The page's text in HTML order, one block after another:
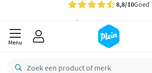
Gratisbezorging vanaf 35,- *
Bestelling uiterlijkzaterdag
Gratisretourneren
Menu